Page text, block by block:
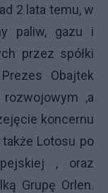
2 lata temu, w
paliw, gazu i
przez spółki
Obajtek
,a
koncernu
Lotosu po
, oraz
Grupę Orlen.